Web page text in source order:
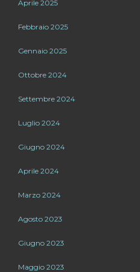
Aprile 2025
Febbraio 2025
Gennaio 2025
Ottobre 2024
Settembre 2024
Luglio 2024
Giugno 2024
Aprile 2024
Marzo 2024
Agosto 2023
Giugno 2023
Maggio 2023